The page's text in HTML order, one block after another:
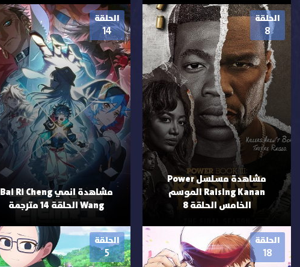
الحلقة
8
مشاهدة مسلسل Power
Raising Kanan الموسم
الخامس الحلقة 8
الحلقة
14
مشاهدة انمي Bai Ri Cheng
Wang الحلقة 14 مترجمة
الحلقة
18
الحلقة
5